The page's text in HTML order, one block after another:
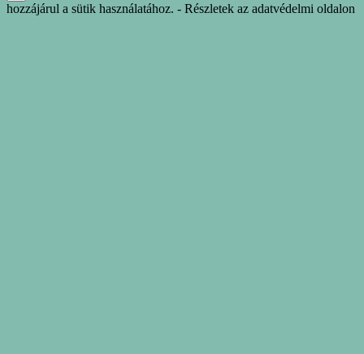
hozzájárul a sütik használatához. - Részletek az adatvédelmi oldalon